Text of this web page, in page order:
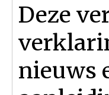
Deze
nieuws